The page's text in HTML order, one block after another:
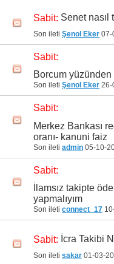
Sabit: Senet
Son ileti Şenol Eker 07-
Sabit:
Borcum
Son ileti Şenol Eker 26-
Sabit:
Merkez Bankası
oranı- kanuni faiz
Son ileti admin 05-10-
Sabit:
İlamsız takipte
yapmalıyım
Son ileti connect_17
Sabit: İcra Takibi
Son ileti sakar 01-03-